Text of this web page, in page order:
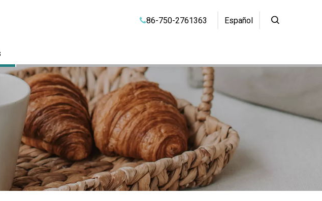
86-750-2761363 Español